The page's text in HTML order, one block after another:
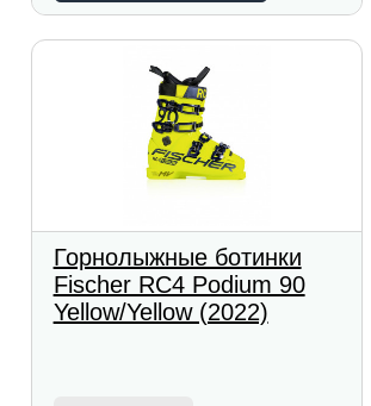
Горнолыжные ботинки
Fischer RC4 Podium 90
Yellow/Yellow (2022)